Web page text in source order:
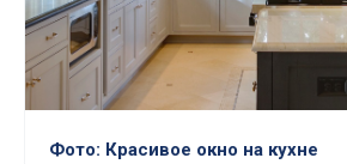
Фото: Красивое окно на кухне